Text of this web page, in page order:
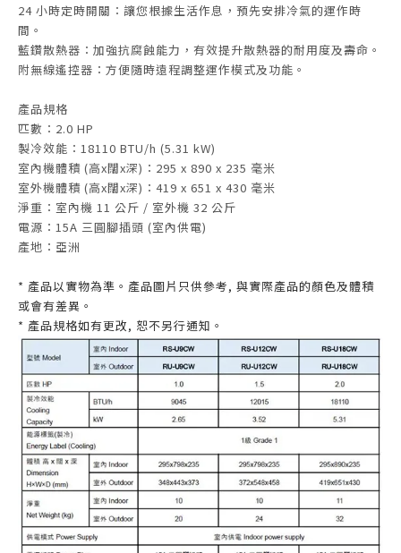
24 小時定時開關：讓您根據生活作息，預先安排冷氣的運作時
間。
藍鑽散熱器：加強抗腐蝕能力，有效提升散熱器的耐用度及壽命。
附無線遙控器：方便隨時遠程調整運作模式及功能。
產品規格
匹數：2.0 HP
製冷效能：18110 BTU/h (5.31 kW)
室內機體積 (高x闊x深)：295 x 890 x 235 毫米
室外機體積 (高x闊x深)：419 x 651 x 430 毫米
淨重：室內機 11 公斤 / 室外機 32 公斤
電源：15A 三圓腳插頭 (室內供電)
產地：亞洲
* 產品以實物為準。產品圖片只供參考, 與實際產品的顏色及體積
或會有差異。
* 產品規格如有更改, 恕不另行通知。